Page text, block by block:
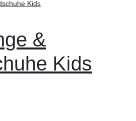
&
Kids